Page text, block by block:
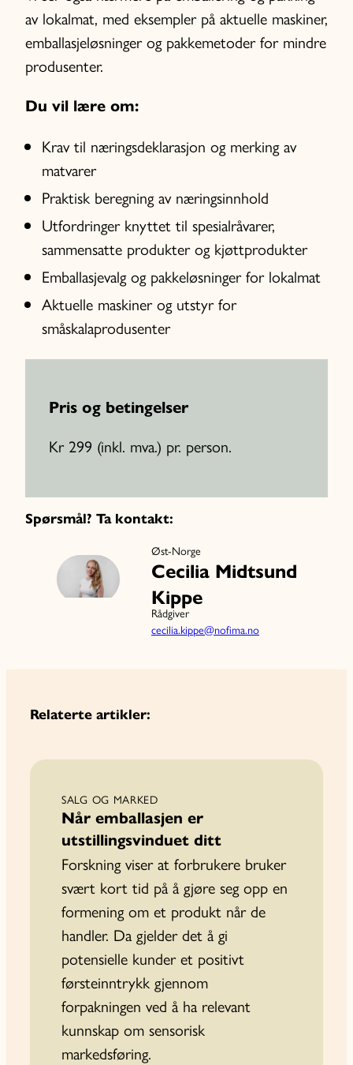
av lokalmat, med eksempler på aktuelle maskiner,
emballasjeløsninger og pakkemetoder for mindre
produsenter.
Du vil lære om:
Krav til næringsdeklarasjon og merking av
matvarer
Praktisk beregning av næringsinnhold
Utfordringer knyttet til spesialråvarer,
sammensatte produkter og kjøttprodukter
Emballasjevalg og pakkeløsninger for lokalmat
Aktuelle maskiner og utstyr for
småskalaprodusenter
Pris og betingelser
Kr 299 (inkl. mva.) pr. person.
Spørsmål? Ta kontakt:
Øst-Norge
Cecilia Midtsund
Kippe
Rådgiver
cecilia.kippe@nofima.no
Relaterte artikler:
SALG OG MARKED
Når emballasjen er
utstillingsvinduet ditt
Forskning viser at forbrukere bruker
svært kort tid på å gjøre seg opp en
formening om et produkt når de
handler. Da gjelder det å gi
potensielle kunder et positivt
førsteinn­trykk gjennom
forpakningen ved å ha relevant
kunnskap om sensorisk
markedsføring.